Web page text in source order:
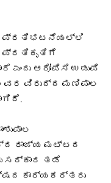
ಪ್ರತಿಭಟನೆಯಲ್ಲಿ
ಪ್ರತಿಕೃತಿಗೆ
ಎಂದು ಆರೋಪಿಸಿ ಉಡುಪಿ
ವಿರುದ್ದ ಮಣಿಪಾಲ
ರಾಜ್ಯ ಮಟ್ಟದ
ಸರ್ಕಾರ ತಡೆ
ಕಾರ್ಯಕರ್ತರು